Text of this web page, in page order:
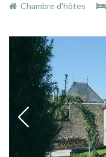
Chambre d'hôtes